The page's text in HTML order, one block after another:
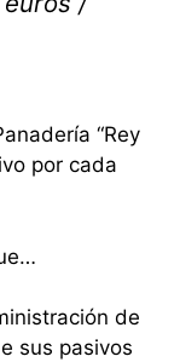
“Rey
por cada
de
sus pasivos